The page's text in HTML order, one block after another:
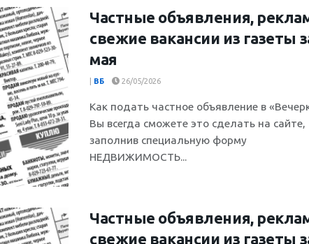
Частные объявления,
свежие вакансии из газеты
мая
ВБ 26/05/2026
Как подать частное объявление в
Вы всегда сможете это сделать на сайте,
заполнив специальную форму
НЕДВИЖИМОСТЬ...
Частные объявления,
свежие вакансии из газеты